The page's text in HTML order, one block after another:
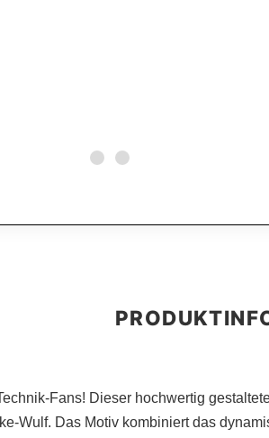
Fans! Dieser hochwertig
Wulf. Das Motiv kombiniert das